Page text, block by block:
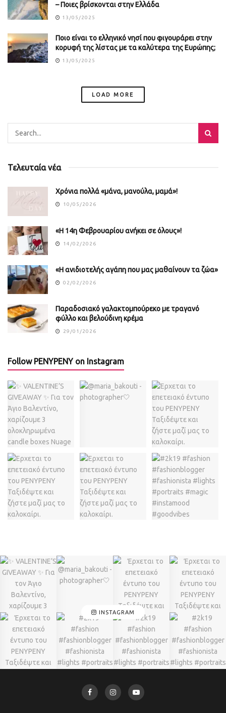
– Ποιες βρίσκονται στην Ελλάδα
13/05/2025
Ποιο είναι το ελληνικό νησί που φιγουράρει στην
κορυφή της λίστας με τα καλύτερα της Ευρώπης;
13/05/2025
LOAD MORE
Τελευταία νέα
Χρόνια πολλά «μάνα, μανούλα, μαμά»!
10/05/2026
«Η 14η Φεβρουαρίου ανήκει σε όλους»!
14/02/2026
«Η ανιδιοτελής αγάπη που μας μαθαίνουν τα ζώα»
02/02/2026
Παραδοσιακό γαλακτομπούρεκο με τραγανό
φύλλο και βελούδινη κρέμα
29/01/2026
Follow PENYPENY on Instagram
INSTAGRAM